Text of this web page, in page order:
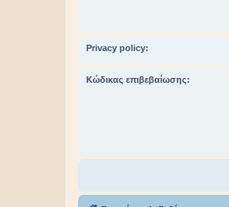
Privacy policy:
Κώδικας επιβεβαίωσης: